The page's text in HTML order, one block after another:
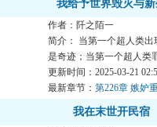
我给予世界毁灭与
作者：阡之陌一
简介： 当第一个超人类
是奇迹；当第一个超人类
认为这是动荡的...
更新时间：2025-03-21
最新章节： 第226章 嫉妒
我在末世开民宿